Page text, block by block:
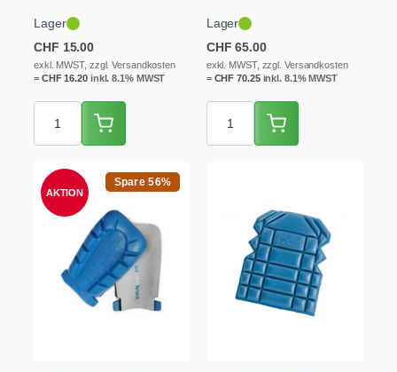
Zellkautschuk schiebst du…
Lager
CHF 15.00
exkl. MWST, zzgl. Versandkosten
= CHF16.20inkl. 8.1% MWST
in die Knietaschen…
Lager
CHF 65.00
exkl. MWST, zzgl. Versandkosten
= CHF 70.25inkl. 8.1% MWST
AKTION
Spare 56%